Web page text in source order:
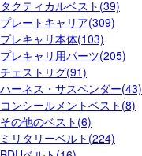
タクティカルベスト(39)
プレートキャリア(309)
プレキャリ本体(103)
プレキャリ用パーツ(205)
チェストリグ(91)
ハーネス・サスペンダー(43)
コンシールメントベスト(8)
その他のベスト(6)
ミリタリーベルト(224)